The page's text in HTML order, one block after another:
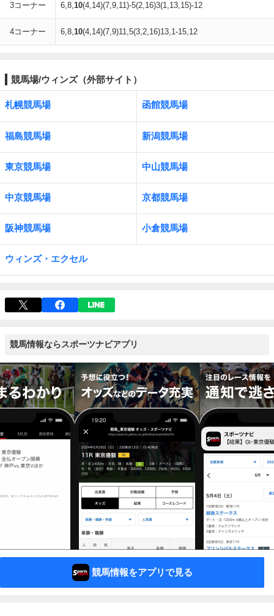
3コーナー 6,8,10(4,14)(7,9,11)-5(2,16)3(1,13,15)-12
4コーナー 6,8,10(4,14)(7,9)11,5(3,2,16)13,1-15,12
競馬場/ウィンズ（外部サイト）
札幌競馬場 函館競馬場
福島競馬場 新潟競馬場
東京競馬場 中山競馬場
中京競馬場 京都競馬場
阪神競馬場 小倉競馬場
ウィンズ・エクセル
競馬情報ならスポーツナビアプリ
競馬情報をアプリで見る